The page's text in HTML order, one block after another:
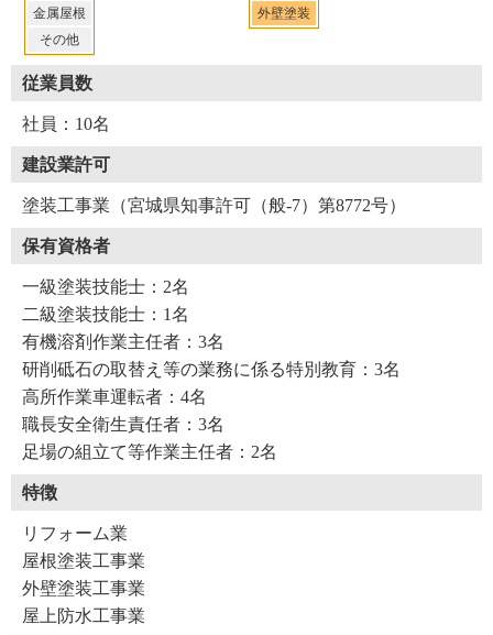
工事店番号
金属屋根
その他
外壁塗装
従業員数
社員：10名
建設業許可
塗装工事業（宮城県知事許可（般-7）第8772号）
保有資格者
一級塗装技能士：2名
二級塗装技能士：1名
有機溶剤作業主任者：3名
研削砥石の取替え等の業務に係る特別教育：3名
高所作業車運転者：4名
職長安全衛生責任者：3名
足場の組立て等作業主任者：2名
特徴
リフォーム業
屋根塗装工事業
外壁塗装工事業
屋上防水工事業